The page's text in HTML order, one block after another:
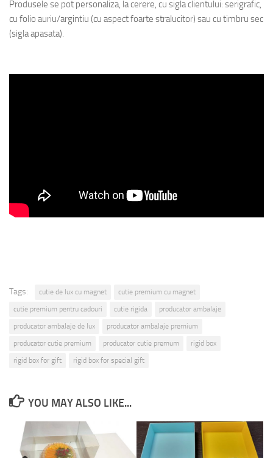
Produsele se pot personaliza, la cerere, cu sigla clientului: serigrafic,
cu folio auriu/argintiu (cu aspect foarte stralucitor) sau cu timbru sec
(sigla apasata).
Tags: cutie de lux cu magnet
cutie premium cu magnet
cutie premium pentru cadouri
cutie rigida
producator ambalaje
producator ambalaje de lux
producator ambalaje premium
producator cutie premium
producator cutie premum
rigid box
rigid box for gift
rigid box for special gift
YOU MAY ALSO LIKE...